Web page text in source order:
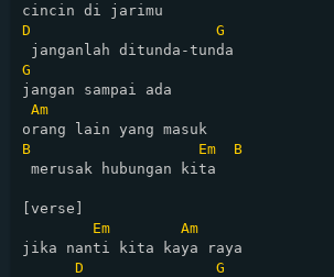
D
G
G
jangan sampai ada
Am
B
Em
B
merusak hubungan kita
[verse]
Em
Am
jika nanti kita kaya raya
D
G